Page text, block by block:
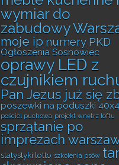
wymiar do
zabudowy
moje ip numery PKD
Ogłoszenia Sosnowiec
oprawy LED z
czujnikiem
Pan Jezus już się
poszewki na poduszki
pościel puchowa projekt wnętrz loftu
sprzątanie po
imprezach
statystyki lotto szkolenia psów